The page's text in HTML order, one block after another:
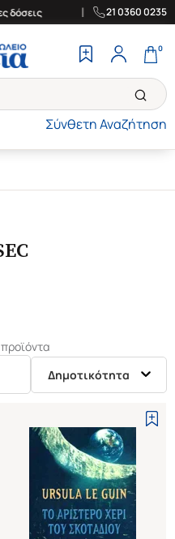
Δωρεάν Μεταφορικά
21 0360 0235
Σύνθετη Αναζήτηση
0
Δημοτικότητα